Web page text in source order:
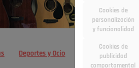
Deportes y Ocio
Cookies de
personalización
y funcionalidad
Cookies de
publicidad
comportamental